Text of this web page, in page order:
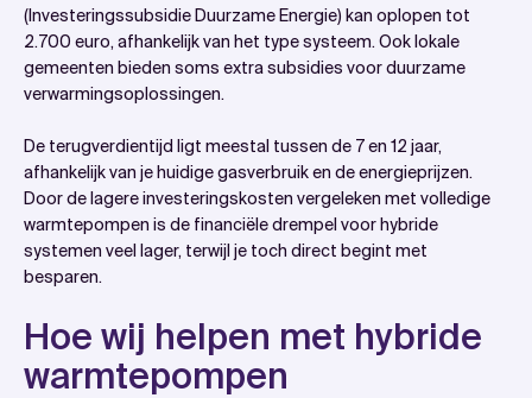
(Investeringssubsidie Duurzame Energie) kan oplopen tot
2.700 euro, afhankelijk van het type systeem. Ook lokale
gemeenten bieden soms extra subsidies voor duurzame
verwarmingsoplossingen.
De terugverdientijd ligt meestal tussen de 7 en 12 jaar,
afhankelijk van je huidige gasverbruik en de energieprijzen.
Door de lagere investeringskosten vergeleken met volledige
warmtepompen is de financiële drempel voor hybride
systemen veel lager, terwijl je toch direct begint met
besparen.
Hoe wij helpen met hybride
warmtepompen